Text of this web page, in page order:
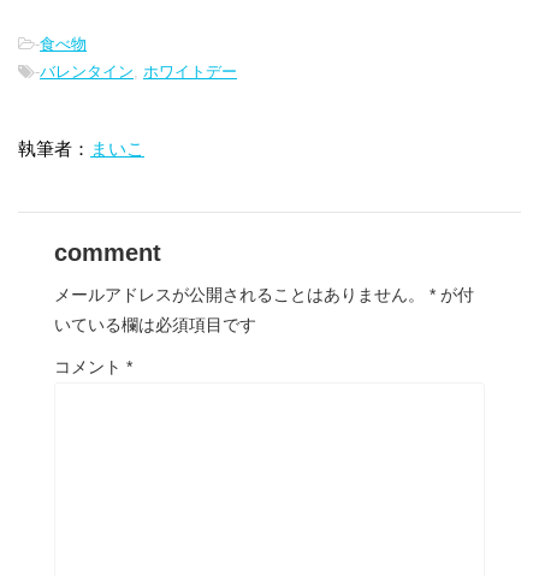
-食べ物
-バレンタイン, ホワイトデー
執筆者： まいこ
comment
メールアドレスが公開されることはありません。 * が付
いている欄は必須項目です
コメント *